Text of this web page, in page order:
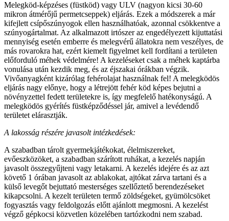
Melegköd-képzéses (füstköd) vagy ULV (nagyon kicsi 30-60
mikron átmérőjű permetcseppek) eljárás. Ezek a módszerek a már
kifejlett csípőszúnyogok ellen használhatóak, azonnal csökkentve a
szúnyogártalmat. Az alkalmazott irtószer az engedélyezett kijuttatási
mennyiség esetén emberre és melegvérű állatokra nem veszélyes, de
más rovarokra hat, ezért kiemelt figyelmet kell fordítani a területen
előforduló méhek védelmére! A kezeléseket csak a méhek kaptárba
vonulása után kezdik meg, és az éjszakai órákban végzik.
Vivőanyagként kizárólag fehérolajat használnak fel! A melegködös
eljárás nagy előnye, hogy a létrejött fehér köd képes bejutni a
növényzettel fedett területekre is, így megfelelő hatékonyságú. A
melegködös gyérítés füstképződéssel jár, amivel a levédendő
területet elárasztják.
A lakosság részére javasolt intézkedések:
A szabadban tárolt gyermekjátékokat, élelmiszereket,
evőeszközöket, a szabadban szárított ruhákat, a kezelés napján
javasolt összegyűjteni vagy letakarni. A kezelés idejére és az azt
követő 1 órában javasolt az ablakokat, ajtókat zárva tartani és a
külső levegőt bejuttató mesterséges szellőztető berendezéseket
kikapcsolni. A kezelt területen termő zöldségeket, gyümölcsöket
fogyasztás vagy feldolgozás előtt ajánlott megmosni. A kezelést
végző gépkocsi közvetlen közelében tartózkodni nem szabad.